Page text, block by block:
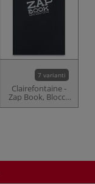
7 varianti
Clairefontaine -
Zap Book, Blocco
per schizzi collato